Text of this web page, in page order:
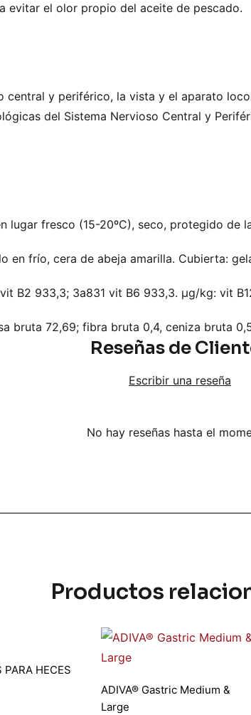
evitar el olor propio del aceite de pescado.
central y periférico, la vista y el aparato
del Sistema Nervioso Central y
lugar fresco (15-20ºC), seco, protegido de
en frío, cera de abeja amarilla. Cubierta:
B2 933,3; 3a831 vit B6 933,3. µg/kg: vit
bruta 72,69; fibra bruta 0,4, ceniza bruta
Reseñas de
Escribir una reseña
No hay reseñas hasta el
Productos
PARA HECES
Añadir al carrito
ADIVA® Gastric Medium &
Large